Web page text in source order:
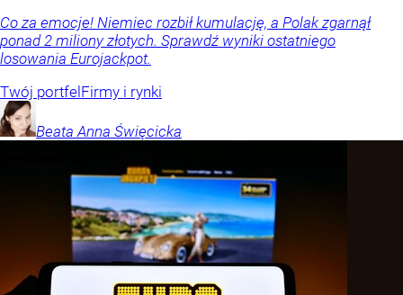
Co za emocje! Niemiec rozbił kumulację, a Polak zgarnął
ponad 2 miliony złotych. Sprawdź wyniki ostatniego
losowania Eurojackpot.
Twój portfel Firmy i rynki
Beata Anna Święcicka